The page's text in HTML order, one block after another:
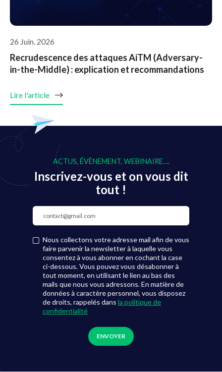
26 Juin. 2026
Recrudescence des attaques AiTM (Adversary-
in-the-Middle) : explication et recommandations
Lire l'article
ACTUS, ÉVÈNEMENT, WEBINAIRE….
Inscrivez-vous et on vous dit
tout !
Nous collectons votre adresse mail afin de vous
faire parvenir la newsletter à laquelle vous
consentez à vous abonner en cochant la case
ci-dessous. Vous pouvez vous désabonner à
tout moment, en utilisant le lien au bas des
mails que nous vous adressons. En matière de
données à caractère personnel, vous disposez
de droits, rappelés dans la politique de
confidentialité